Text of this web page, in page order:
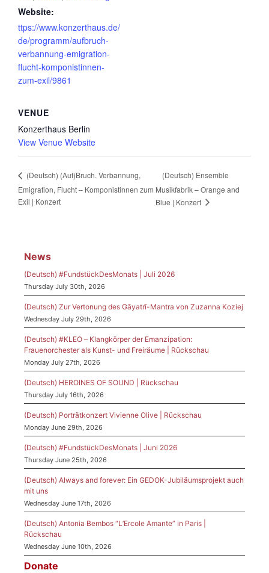
Website:
ttps://www.konzerthaus.de/
de/programm/aufbruch-
verbannung-emigration-
flucht-komponistinnen-
zum-exil/9861
VENUE
Konzerthaus Berlin
View Venue Website
(Deutsch) (Auf)Bruch. Verbannung,
Emigration, Flucht – Komponistinnen zum
Exil | Konzert
(Deutsch) Ensemble
Musikfabrik – Orange and
Blue | Konzert
News
(Deutsch) #FundstückDesMonats | Juli 2026
Thursday July 30th, 2026
(Deutsch) Zur Vertonung des Gāyatrī-Mantra von Zuzanna Koziej
Wednesday July 29th, 2026
(Deutsch) #KLEO – Klangkörper der Emanzipation:
Frauenorchester als Kunst- und Freiräume | Rückschau
Monday July 27th, 2026
(Deutsch) HEROINES OF SOUND | Rückschau
Thursday July 16th, 2026
(Deutsch) Porträtkonzert Vivienne Olive | Rückschau
Monday June 29th, 2026
(Deutsch) #FundstückDesMonats | Juni 2026
Thursday June 25th, 2026
(Deutsch) Always and forever: Ein GEDOK-Jubiläumsprojekt auch
mit uns
Wednesday June 17th, 2026
(Deutsch) Antonia Bembos “L’Ercole Amante” in Paris |
Rückschau
Wednesday June 10th, 2026
Donate